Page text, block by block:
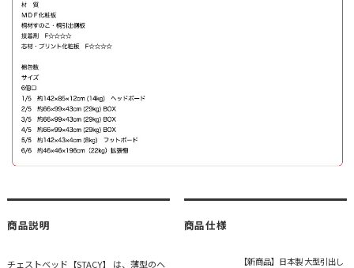
商品説明
チェストベッド【STACY】 は、薄型のヘ
商品仕様
【新商品】日本製 大型引出し